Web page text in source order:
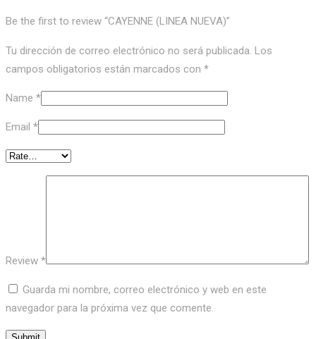
Be the first to review “CAYENNE (LINEA NUEVA)”
Tu dirección de correo electrónico no será publicada. Los
campos obligatorios están marcados con *
Name *
Email *
Review *
Guarda mi nombre, correo electrónico y web en este
navegador para la próxima vez que comente.